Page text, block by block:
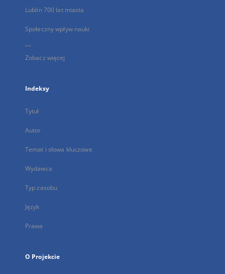
Lublin 700 lat miasta
Społeczny wpływ nauki
...
Zobacz więcej
Indeksy
Tytuł
Autor
Temat i słowa kluczowe
Wydawca
Typ zasobu
Język
Prawa
O Projekcie